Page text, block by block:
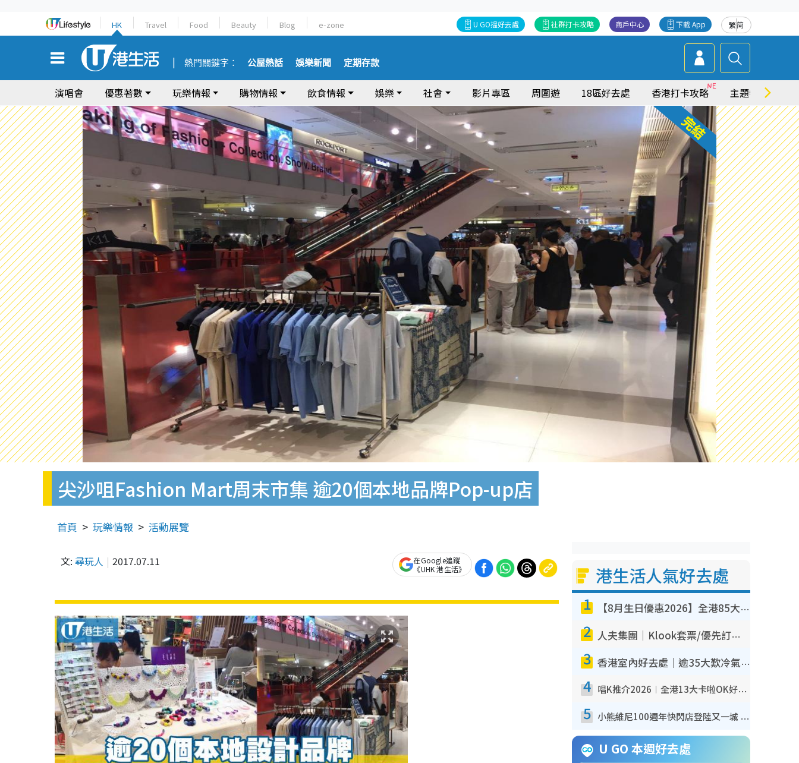
HK Travel Food Beauty Blog e-zone 繁简
下載 App
商戶中心
社群打卡攻略
U GO搵好去處
熱門關鍵字： 公屋熱話 娛樂新聞 定期存款
演唱會 優惠著數 玩樂情報 購物情報 飲食情報 娛樂 社會 影片專區 周圍遊 18區好去處 香港打卡攻略 主題特集
尖沙咀Fashion Mart周末市集 逾20個本地品牌Pop-up店
首頁 玩樂情報 活動展覽
文: 尋玩人 2017.07.11
在Google追蹤
《UHK 港生活》
港生活人氣好去處
1 【8月生日優惠2026】全港85大食買玩著數攻略 自助餐/火鍋放題同行免費＋誠品/DONKI送現金券
2 人夫集團｜Klook套票/優先訂票/公開發售搶飛攻略！附票價.購票連結.場地座位表
3 香港室內好去處｜逾35大歎冷氣室內好去處推介 室內活動免費避雨無懼落雨
4 唱K推介2026︱全港13大卡啦OK好去處！最平$36起 日文K都有！(附地址+收費詳情)
5 小熊維尼100週年快閃店登陸又一城 重現百畝森林經典場景／獨家限定盲盒登場／專屬DIY香水
U GO 本週好去處